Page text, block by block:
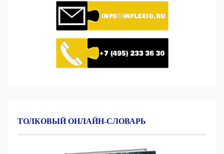
ТОЛКОВЫЙ ОНЛАЙН-СЛОВАРЬ